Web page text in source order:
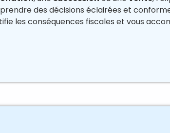
des décisions éclairées et
les conséquences fiscales et vous